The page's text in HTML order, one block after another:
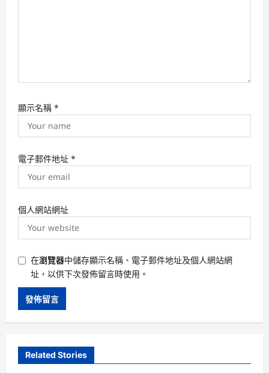
顯示名稱 *
電子郵件地址 *
個人網站網址
在瀏覽器中儲存顯示名稱、電子郵件地址及個人網站網
址，以供下次發佈留言時使用。
Related Stories